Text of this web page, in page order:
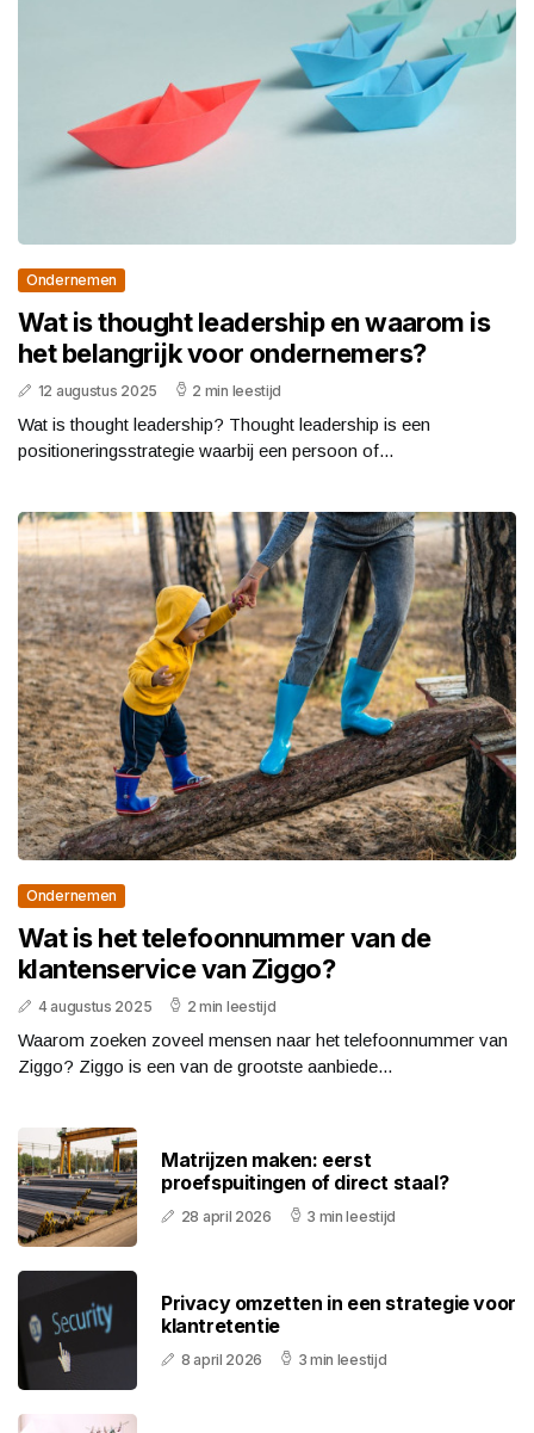
Ondernemen
Wat is thought leadership en waarom is
het belangrijk voor ondernemers?
12 augustus 2025 2 min leestijd
Wat is thought leadership? Thought leadership is een
positioneringsstrategie waarbij een persoon of...
Ondernemen
Wat is het telefoonnummer van de
klantenservice van Ziggo?
4 augustus 2025 2 min leestijd
Waarom zoeken zoveel mensen naar het telefoonnummer van
Ziggo? Ziggo is een van de grootste aanbiede...
Matrijzen maken: eerst
proefspuitingen of direct staal?
28 april 2026 3 min leestijd
Privacy omzetten in een strategie voor
klantretentie
8 april 2026 3 min leestijd